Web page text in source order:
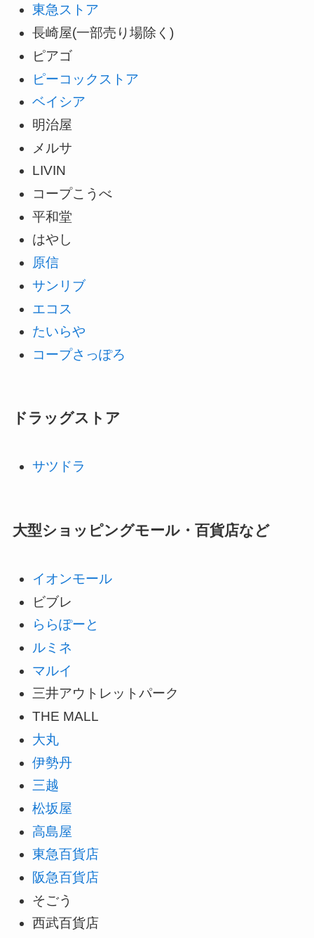
東急ストア
長崎屋(一部売り場除く)
ピアゴ
ピーコックストア
ベイシア
明治屋
メルサ
LIVIN
コープこうべ
平和堂
はやし
原信
サンリブ
エコス
たいらや
コープさっぽろ
ドラッグストア
サツドラ
大型ショッピングモール・百貨店など
イオンモール
ビブレ
ららぽーと
ルミネ
マルイ
三井アウトレットパーク
THE MALL
大丸
伊勢丹
三越
松坂屋
高島屋
東急百貨店
阪急百貨店
そごう
西武百貨店